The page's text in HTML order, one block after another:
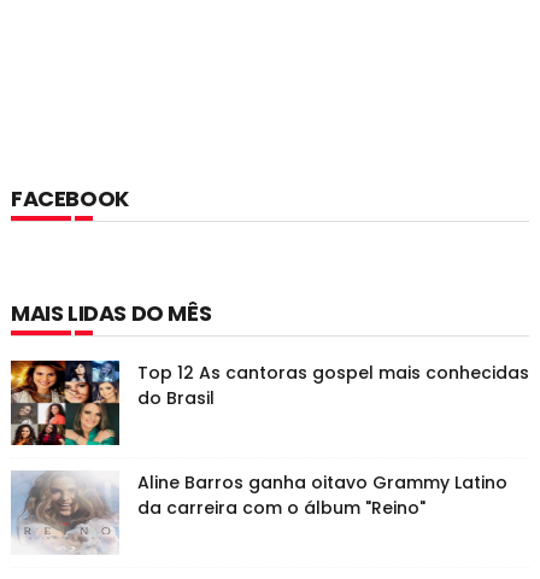
FACEBOOK
MAIS LIDAS DO MÊS
Top 12 As cantoras gospel mais conhecidas
do Brasil
Aline Barros ganha oitavo Grammy Latino
da carreira com o álbum "Reino"